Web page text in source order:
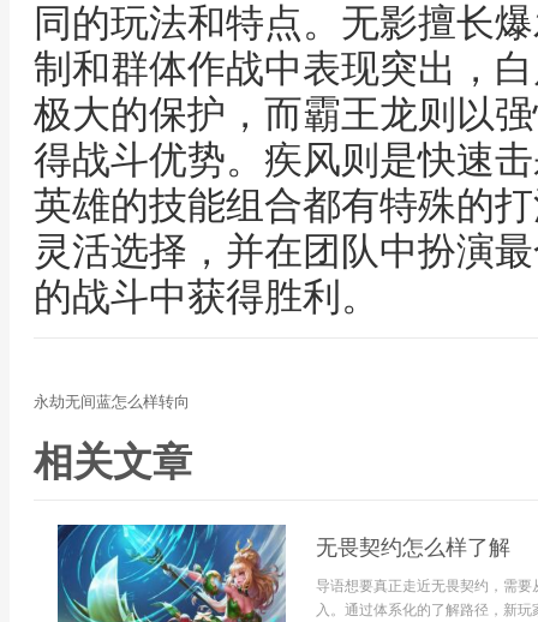
同的玩法和特点。无影擅长
制和群体作战中表现突出，
极大的保护，而霸王龙则以
得战斗优势。疾风则是快速
英雄的技能组合都有特殊的
灵活选择，并在团队中扮演
的战斗中获得胜利。
永劫无间蓝怎么样转向
相关文章
无畏契约怎么样了解
导语想要真正走近无畏契约，需
入。通过体系化的了解路径，新